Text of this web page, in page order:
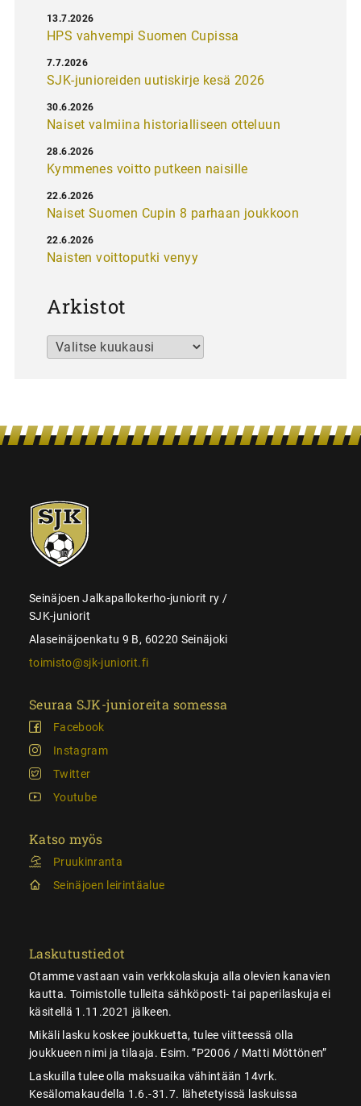
HPS vahvempi Suomen Cupissa
13.7.2026
SJK-junioreiden uutiskirje kesä 2026
7.7.2026
Naiset valmiina historialliseen otteluun
30.6.2026
Kymmenes voitto putkeen naisille
28.6.2026
Naiset Suomen Cupin 8 parhaan joukkoon
22.6.2026
Naisten voittoputki venyy
22.6.2026
Arkistot
Arkistot
SJK-
juniorit
Seinäjoen Jalkapallokerho-juniorit ry /
SJK-juniorit
Alaseinäjoenkatu 9 B, 60220 Seinäjoki
toimisto@sjk-juniorit.fi
Seuraa SJK-junioreita somessa
Facebook
Instagram
Twitter
Youtube
Katso myös
Pruukinranta
Seinäjoen leirintäalue
Laskutustiedot
Otamme vastaan vain verkkolaskuja alla olevien kanavien
kautta. Toimistolle tulleita sähköposti- tai paperilaskuja ei
käsitellä 1.11.2021 jälkeen.
Mikäli lasku koskee joukkuetta, tulee viitteessä olla
joukkueen nimi ja tilaaja. Esim. ”P2006 / Matti Möttönen”
Laskuilla tulee olla maksuaika vähintään 14vrk.
Kesälomakaudella 1.6.-31.7. lähetetyissä laskuissa